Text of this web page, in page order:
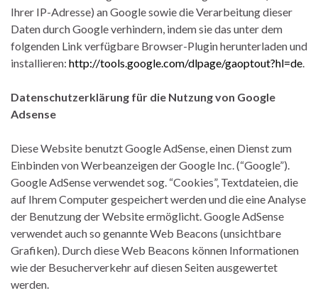
Ihrer IP-Adresse) an Google sowie die Verarbeitung dieser
Daten durch Google verhindern, indem sie das unter dem
folgenden Link verfügbare Browser-Plugin herunterladen und
installieren: http://tools.google.com/dlpage/gaoptout?hl=de.
Datenschutzerklärung für die Nutzung von Google
Adsense
Diese Website benutzt Google AdSense, einen Dienst zum
Einbinden von Werbeanzeigen der Google Inc. (“Google”).
Google AdSense verwendet sog. “Cookies”, Textdateien, die
auf Ihrem Computer gespeichert werden und die eine Analyse
der Benutzung der Website ermöglicht. Google AdSense
verwendet auch so genannte Web Beacons (unsichtbare
Grafiken). Durch diese Web Beacons können Informationen
wie der Besucherverkehr auf diesen Seiten ausgewertet
werden.